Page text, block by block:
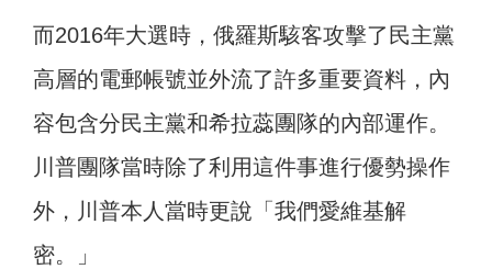
而2016年大選時，俄羅斯駭客攻擊了民主黨
高層的電郵帳號並外流了許多重要資料，內
容包含分民主黨和希拉蕊團隊的內部運作。
川普團隊當時除了利用這件事進行優勢操作
外，川普本人當時更說「我們愛維基解
密。」